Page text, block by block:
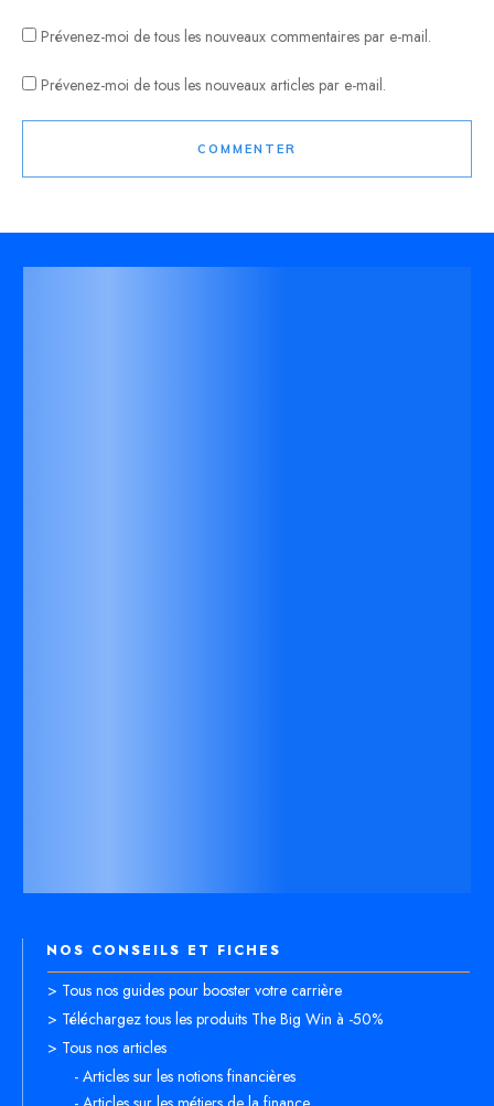
Prévenez-moi de tous les nouveaux commentaires par e-mail.
Prévenez-moi de tous les nouveaux articles par e-mail.
COMMENTER
NOS CONSEILS ET FICHES
> Tous nos guides pour booster votre carrière
> Téléchargez tous les produits The Big Win à -50%
> Tous nos articles
- Articles sur les notions financières